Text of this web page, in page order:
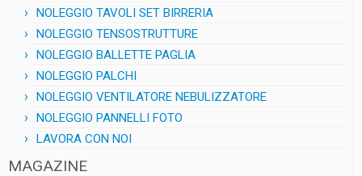
NOLEGGIO TAVOLI SET BIRRERIA
NOLEGGIO TENSOSTRUTTURE
NOLEGGIO BALLETTE PAGLIA
NOLEGGIO PALCHI
NOLEGGIO VENTILATORE NEBULIZZATORE
NOLEGGIO PANNELLI FOTO
LAVORA CON NOI
MAGAZINE